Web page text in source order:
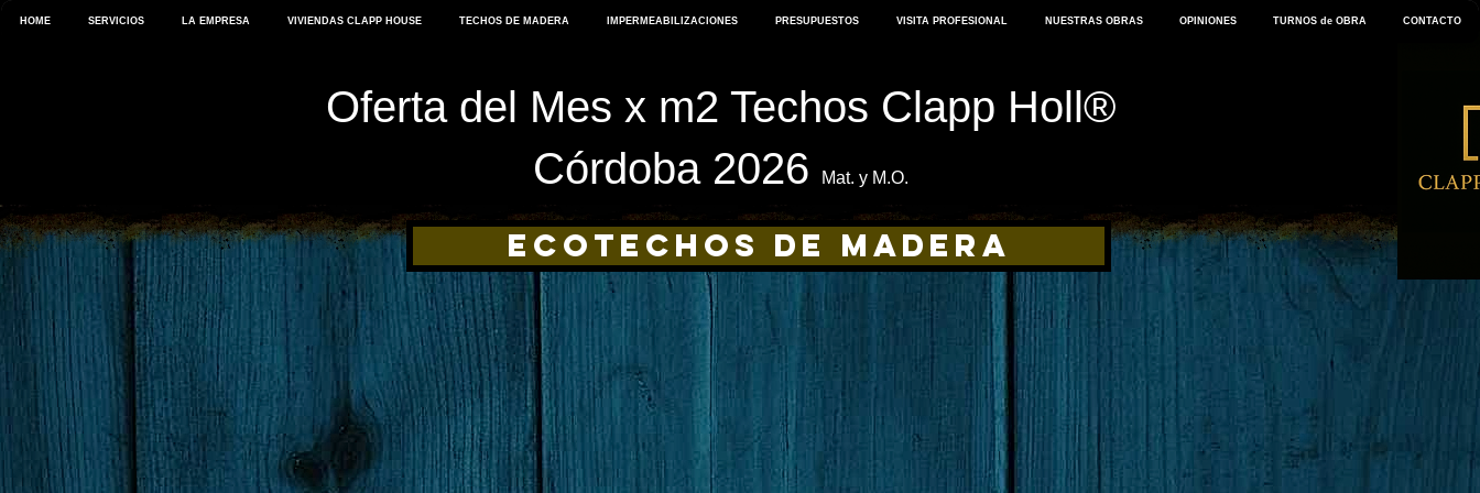
HOME SERVICIOS LA EMPRESA VIVIENDAS CLAPP HOUSE TECHOS DE MADERA IMPERMEABILIZACIONES PRESUPUESTOS VISITA PROFESIONAL NUESTRAS OBRAS OPINIONES TURNOS de OBRA CONTACTO
Oferta del Mes x m2 Techos Clapp Holl®
Córdoba 2026
Mat. y M.O.
ecotechos de madera